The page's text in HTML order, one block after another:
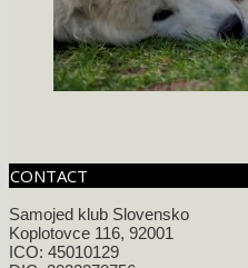
CONTACT
Samojed klub Slovensko
Koplotovce 116, 92001
ICO: 45010129